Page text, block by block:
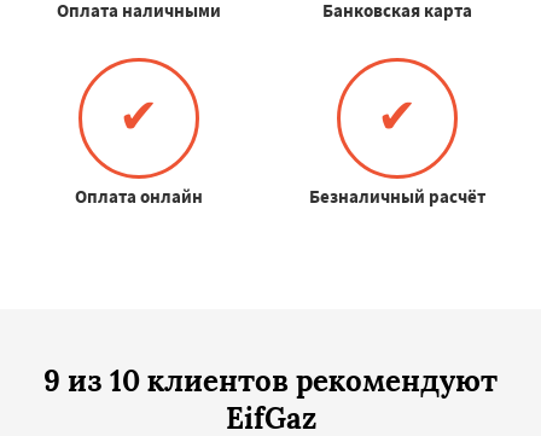
Оплата наличными Банковская карта
✔
Оплата онлайн
✔
Безналичный расчёт
9 из 10 клиентов рекомендуют
EifGaz